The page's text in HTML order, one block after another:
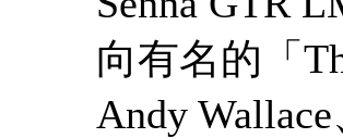
向有名的「
Andy